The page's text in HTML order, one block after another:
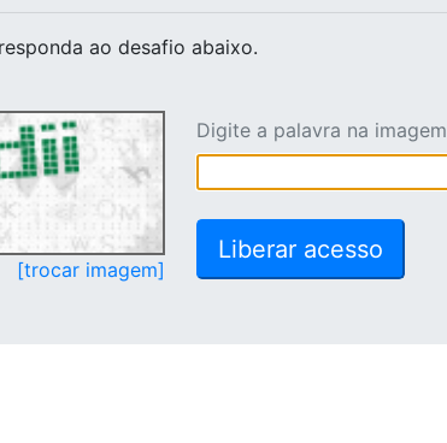
ao desafio abaixo.
[trocar imagem]
Digite a palavra na